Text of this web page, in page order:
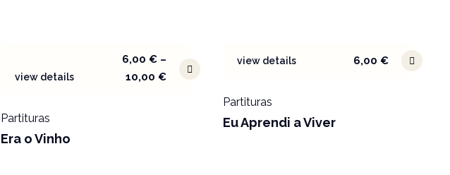
view details
6,00€ –
10,00€
Partituras
Era o Vinho
view details 6,00€
Partituras
Eu Aprendi a Viver